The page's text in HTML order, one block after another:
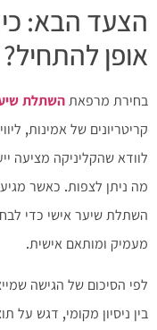
הצעד הבא:
אופן להתחיל?
בחירת מרפאת השתלת
קריטריונים של אמינות,
לוודא שהקליניקה מציעה
מה ניתן לצפות. כאשר
השתלת שיער אישי כדי
מעמיק ומותאם אישית.
בין ניסיון מקומי, דגש על